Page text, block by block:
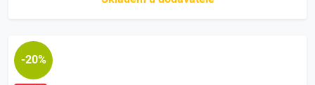
-20%